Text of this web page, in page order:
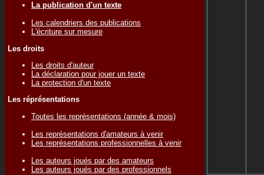
La publication d'un texte
Les calendriers des publications
L'écriture sur mesure
Les droits
Les droits d'auteur
La déclaration pour jouer un texte
La protection d'un texte
Les réprésentations
Toutes les représentations (année & mois)
Les représentations d'amateurs à venir
Les représentations professionnelles à venir
Les auteurs joués par des amateurs
Les auteurs joués par des professionnels